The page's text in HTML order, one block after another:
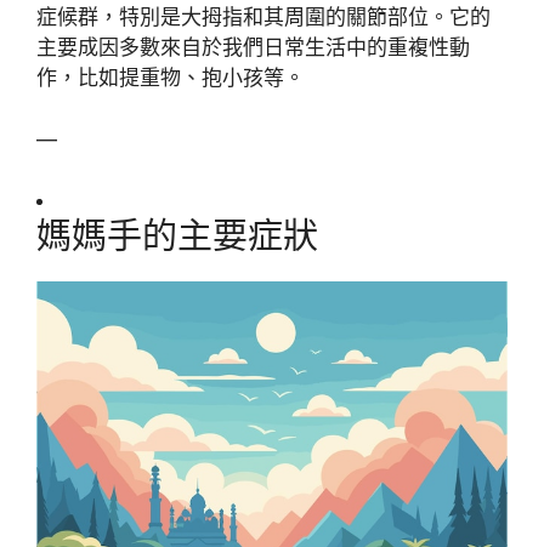
症候群，特別是大拇指和其周圍的關節部位。它的
主要成因多數來自於我們日常生活中的重複性動
作，比如提重物、抱小孩等。
—
媽媽手的主要症狀